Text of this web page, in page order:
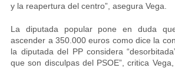
y la reapertura del centro”, asegura Vega.
La diputada popular pone en duda
ascender a 350.000 euros como dice la
la diputada del PP considera
que son disculpas del PSOE”, critica